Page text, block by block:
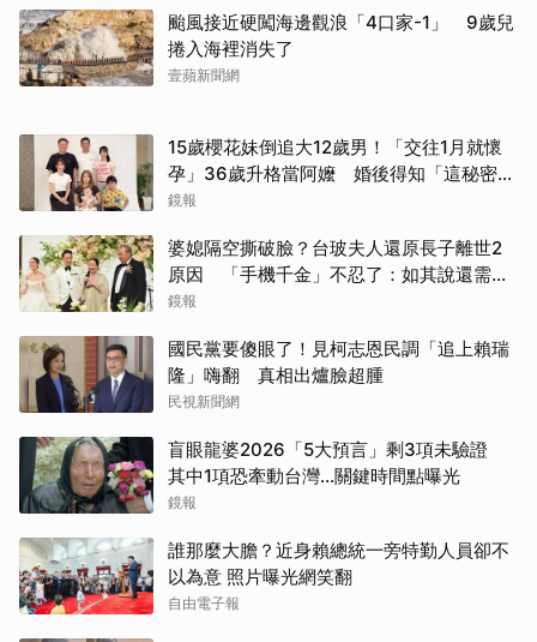
颱風接近硬闖海邊觀浪「4口家-1」 9歲兒
捲入海裡消失了
壹蘋新聞網
15歲櫻花妹倒追大12歲男！「交往1月就懷
孕」36歲升格當阿嬤 婚後得知「這秘密」
傻眼了
鏡報
婆媳隔空撕破臉？台玻夫人還原長子離世2
原因 「手機千金」不忍了：如其說還需要
離開嗎？
鏡報
國民黨要傻眼了！見柯志恩民調「追上賴瑞
隆」嗨翻 真相出爐臉超腫
民視新聞網
盲眼龍婆2026「5大預言」剩3項未驗證
其中1項恐牽動台灣...關鍵時間點曝光
鏡報
誰那麼大膽？近身賴總統一旁特勤人員卻不
以為意 照片曝光網笑翻
自由電子報